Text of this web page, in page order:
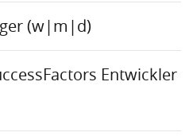
(w|m|d)
Entwickler